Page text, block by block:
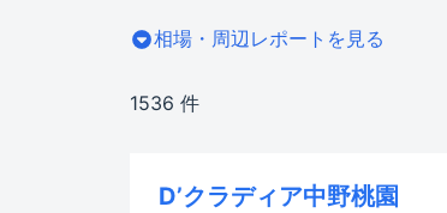
相場・周辺レポートを見る
1536 件
D’クラディア中野桃園